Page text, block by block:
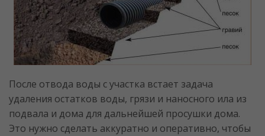
После отвода воды с участка встает задача
удаления остатков воды, грязи и наносного ила из
подвала и дома для дальнейшей просушки дома.
Это нужно сделать аккуратно и оперативно, чтобы